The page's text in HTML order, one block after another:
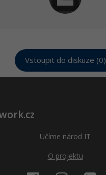
Vstoupit do diskuze (0)
Učíme národ IT
O projektu